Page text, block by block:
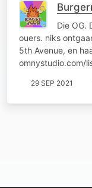
Die OG.
ouers. niks
5th Avenue, en
omnystudio.com/
29 SEP 2021